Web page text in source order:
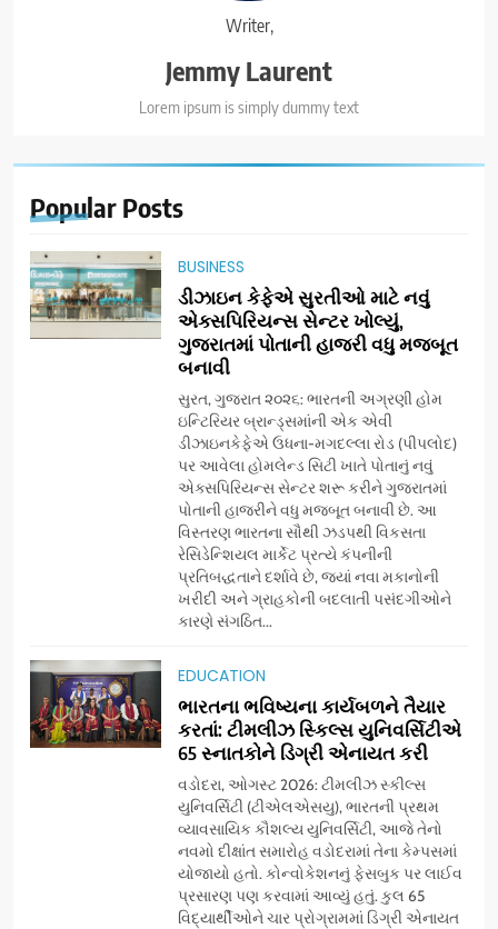
Writer,
Jemmy Laurent
Lorem ipsum is simply dummy text
Popular Posts
BUSINESS
ડીઝાઇન કેફેએ સુરતીઓ માટે નવું
એક્સપિરિયન્સ સેન્ટર ખોલ્યું,
ગુજરાતમાં પોતાની હાજરી વધુ મજબૂત
બનાવી
સુરત, ગુજરાત ૨૦૨૬: ભારતની અગ્રણી હોમ
ઇન્ટિરિયર બ્રાન્ડ્સમાંની એક એવી
ડીઝાઇનકેફેએ ઉધના-મગદલ્લા રોડ (પીપલોદ)
પર આવેલા હોમલેન્ડ સિટી ખાતે પોતાનું નવું
એક્સપિરિયન્સ સેન્ટર શરૂ કરીને ગુજરાતમાં
પોતાની હાજરીને વધુ મજબૂત બનાવી છે. આ
વિસ્તરણ ભારતના સૌથી ઝડપથી વિકસતા
રેસિડેન્શિયલ માર્કેટ પ્રત્યે કંપનીની
પ્રતિબદ્ધતાને દર્શાવે છે, જ્યાં નવા મકાનોની
ખરીદી અને ગ્રાહકોની બદલાતી પસંદગીઓને
કારણે સંગઠિત...
EDUCATION
ભારતના ભવિષ્યના કાર્યબળને તૈયાર
કરતાં: ટીમલીઝ સ્કિલ્સ યુનિવર્સિટીએ
65 સ્નાતકોને ડિગ્રી એનાયત કરી
વડોદરા, ઓગસ્ટ 2026: ટીમલીઝ સ્કીલ્સ
યુનિવર્સિટી (ટીએલએસયુ), ભારતની પ્રથમ
વ્યાવસાયિક કૌશલ્ય યુનિવર્સિટી, આજે તેનો
નવમો દીક્ષાંત સમારોહ વડોદરામાં તેના કેમ્પસમાં
યોજાયો હતો. કોન્વોકેશનનું ફેસબુક પર લાઈવ
પ્રસારણ પણ કરવામાં આવ્યું હતું. કુલ 65
વિદ્યાર્થીઓને ચાર પ્રોગ્રામમાં ડિગ્રી એનાયત
કોન્ક્લેવ 2026’માં ઈન્ટરનેશનલ
ટેરોટ રીડર પુનિતજી લુલ્લા એ ટેરોટ
કાર્ડ રીડિંગ અંગે માહિતી આપી
AHMEDABAD
ગ્લોબલ એક્સેલન્સ ફોરમ દ્વારા
નેશનલ લીડરશિપ કોન્કલેવ તથા
ભારત સમ્માન ૨૦૨૬નો ભવ્ય અને
પ્રતિષ્ઠિત કાર્યક્રમ નવી દિલ્હીમાં
સફળતાપૂર્વક યોજાયો
BUSINESS